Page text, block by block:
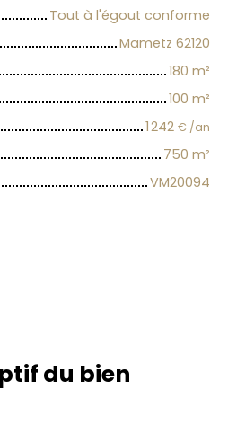
Tout à l'égout conforme
Mametz 62120
180 m²
100 m²
1 242 € /an
750 m²
VM20094
du bien